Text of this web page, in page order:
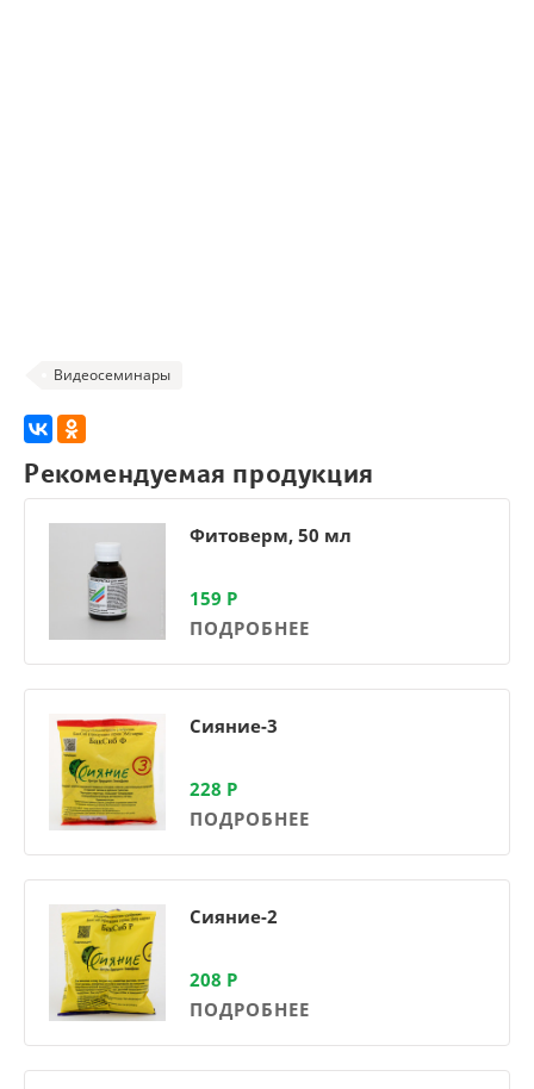
Видеосеминары
Рекомендуемая продукция
Фитоверм, 50 мл
159 Р
ПОДРОБНЕЕ
Сияние-3
228 Р
ПОДРОБНЕЕ
Сияние-2
208 Р
ПОДРОБНЕЕ